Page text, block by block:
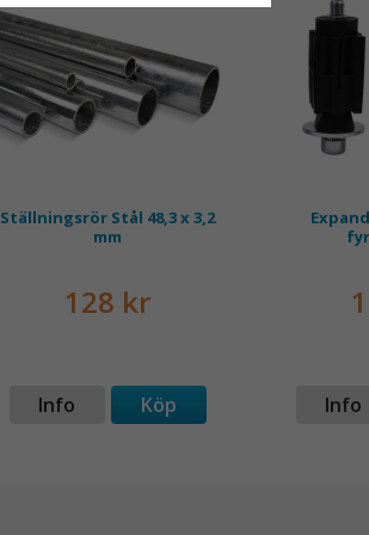
Ställningsrör Stål 48,3 x 3,2
mm
128 kr
Info Köp Info